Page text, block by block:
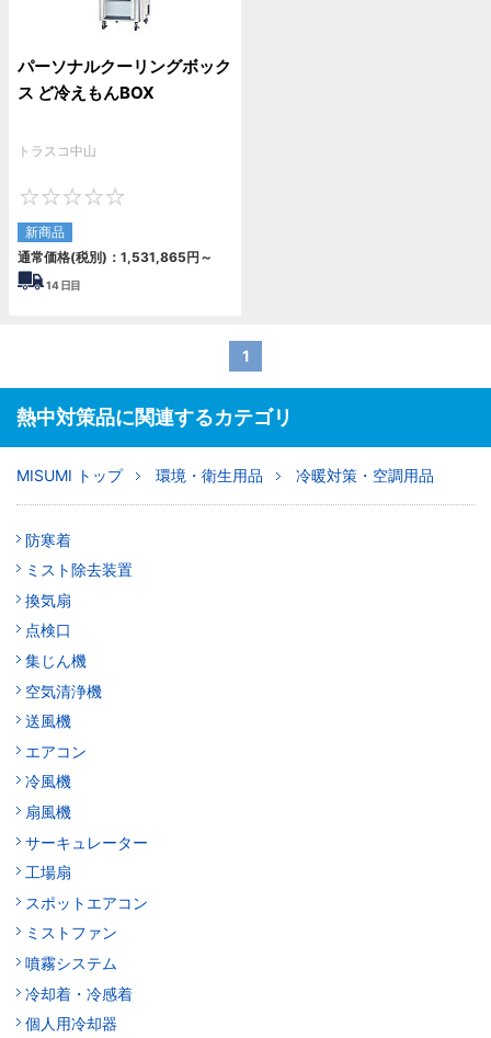
パーソナルクーリングボック
ス ど冷えもんBOX
トラスコ中山
新商品
通常価格(税別)： 1,531,865円 ～
14日目
1
熱中対策品に関連するカテゴリ
MISUMI トップ 環境・衛生用品 冷暖対策・空調用品
防寒着
ミスト除去装置
換気扇
点検口
集じん機
空気清浄機
送風機
エアコン
冷風機
扇風機
サーキュレーター
工場扇
スポットエアコン
ミストファン
噴霧システム
冷却着・冷感着
個人用冷却器